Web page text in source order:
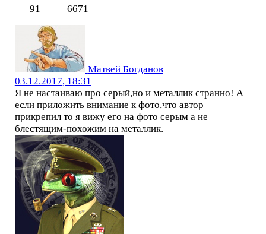
91
6671
Матвей Богданов
03.12.2017, 18:31
Я не настаиваю про серый,но и металлик странно! А
если приложить внимание к фото,что автор
прикрепил то я вижу его на фото серым а не
блестящим-похожим на металлик.